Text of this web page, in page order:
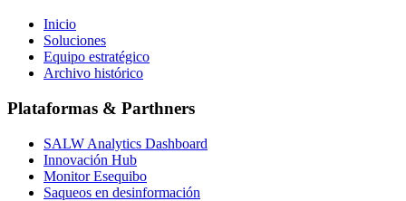
Inicio
Soluciones
Equipo estratégico
Archivo histórico
Plataformas & Parthners
SALW Analytics Dashboard
Innovación Hub
Monitor Esequibo
Saqueos en desinformación